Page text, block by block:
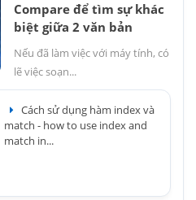
Compare để tìm sự khác
biệt giữa 2 văn bản
Nếu đã làm việc với máy tính, có
lẽ việc soạn...
Cách sử dụng hàm index và
match - how to use index and
match in...